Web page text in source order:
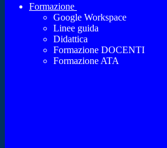
Formazione
Google Workspace
Linee guida
Didattica
Formazione DOCENTI
Formazione ATA